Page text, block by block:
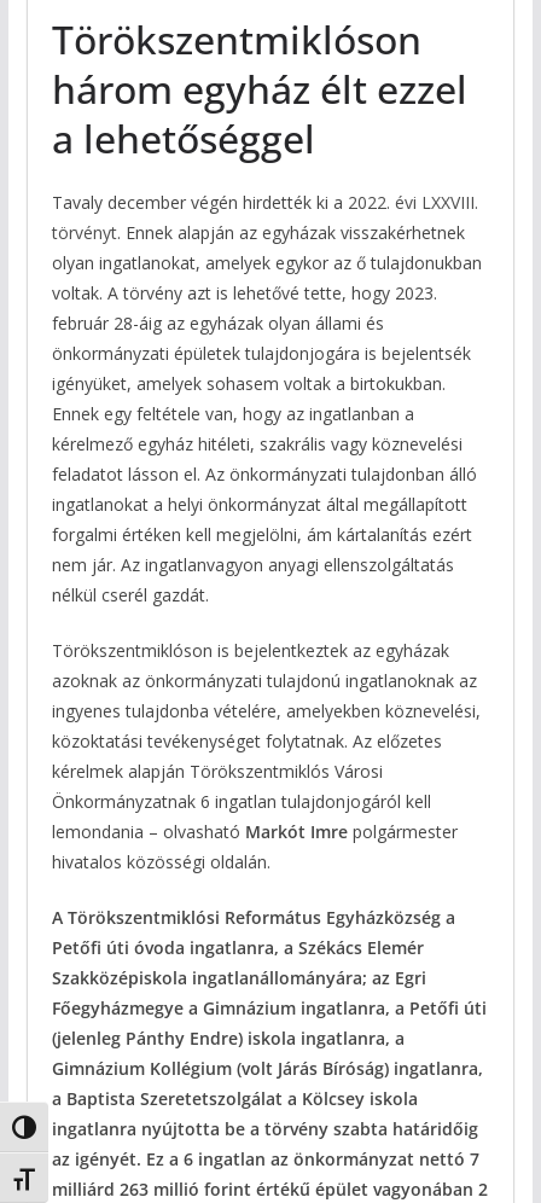
Nagy kontraszt váltása
Betűméret váltása
Törökszentmiklóson
három egyház élt ezzel
a lehetőséggel
Tavaly december végén hirdették ki a 2022. évi LXXVIII.
törvényt. Ennek alapján az egyházak visszakérhetnek
olyan ingatlanokat, amelyek egykor az ő tulajdonukban
voltak. A törvény azt is lehetővé tette, hogy 2023.
február 28-áig az egyházak olyan állami és
önkormányzati épületek tulajdonjogára is bejelentsék
igényüket, amelyek sohasem voltak a birtokukban.
Ennek egy feltétele van, hogy az ingatlanban a
kérelmező egyház hitéleti, szakrális vagy köznevelési
feladatot lásson el. Az önkormányzati tulajdonban álló
ingatlanokat a helyi önkormányzat által megállapított
forgalmi értéken kell megjelölni, ám kártalanítás ezért
nem jár. Az ingatlanvagyon anyagi ellenszolgáltatás
nélkül cserél gazdát.
Törökszentmiklóson is bejelentkeztek az egyházak
azoknak az önkormányzati tulajdonú ingatlanoknak az
ingyenes tulajdonba vételére, amelyekben köznevelési,
közoktatási tevékenységet folytatnak. Az előzetes
kérelmek alapján Törökszentmiklós Városi
Önkormányzatnak 6 ingatlan tulajdonjogáról kell
lemondania – olvasható Markót Imrepolgármester
hivatalos közösségi oldalán.
A Törökszentmiklósi Református Egyházközség a
Petőfi úti óvoda ingatlanra, a Székács Elemér
Szakközépiskola ingatlanállományára; az Egri
Főegyházmegye a Gimnázium ingatlanra, a Petőfi úti
(jelenleg Pánthy Endre) iskola ingatlanra, a
Gimnázium Kollégium (volt Járás Bíróság) ingatlanra,
a Baptista Szeretetszolgálat a Kölcsey iskola
ingatlanra nyújtotta be a törvény szabta határidőig
az igényét. Ez a 6 ingatlan az önkormányzat nettó 7
milliárd 263 millió forint értékű épület vagyonában 2